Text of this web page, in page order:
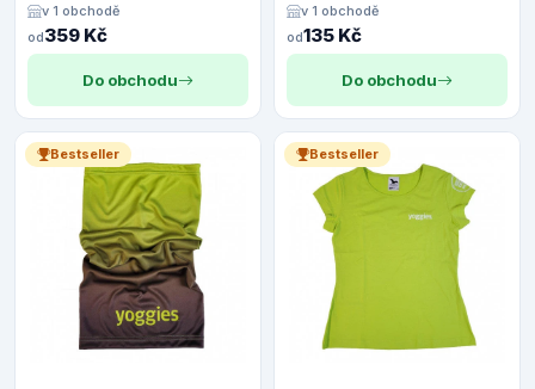
v 1 obchodě
od359 Kč
Do obchodu
v 1 obchodě
od135 Kč
Do obchodu
Bestseller Bestseller